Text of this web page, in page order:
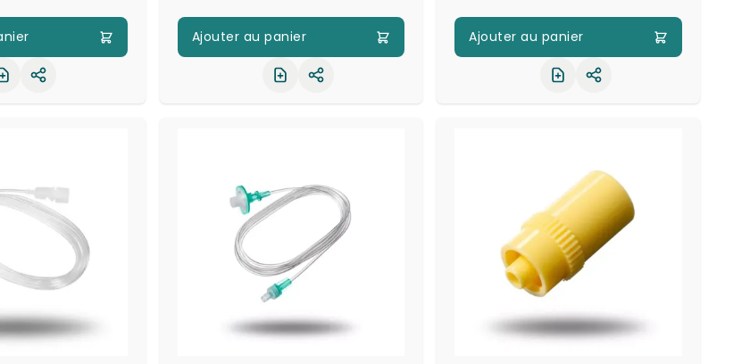
Partager le produit
Ajouter au panier
Partager le produit
Ajouter au panier
Partager le produit